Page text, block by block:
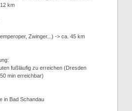
km
Zwinger...) -> ca. 45 km
fußläufig zu erreichen (Dresden
min erreichbar)
in Bad Schandau